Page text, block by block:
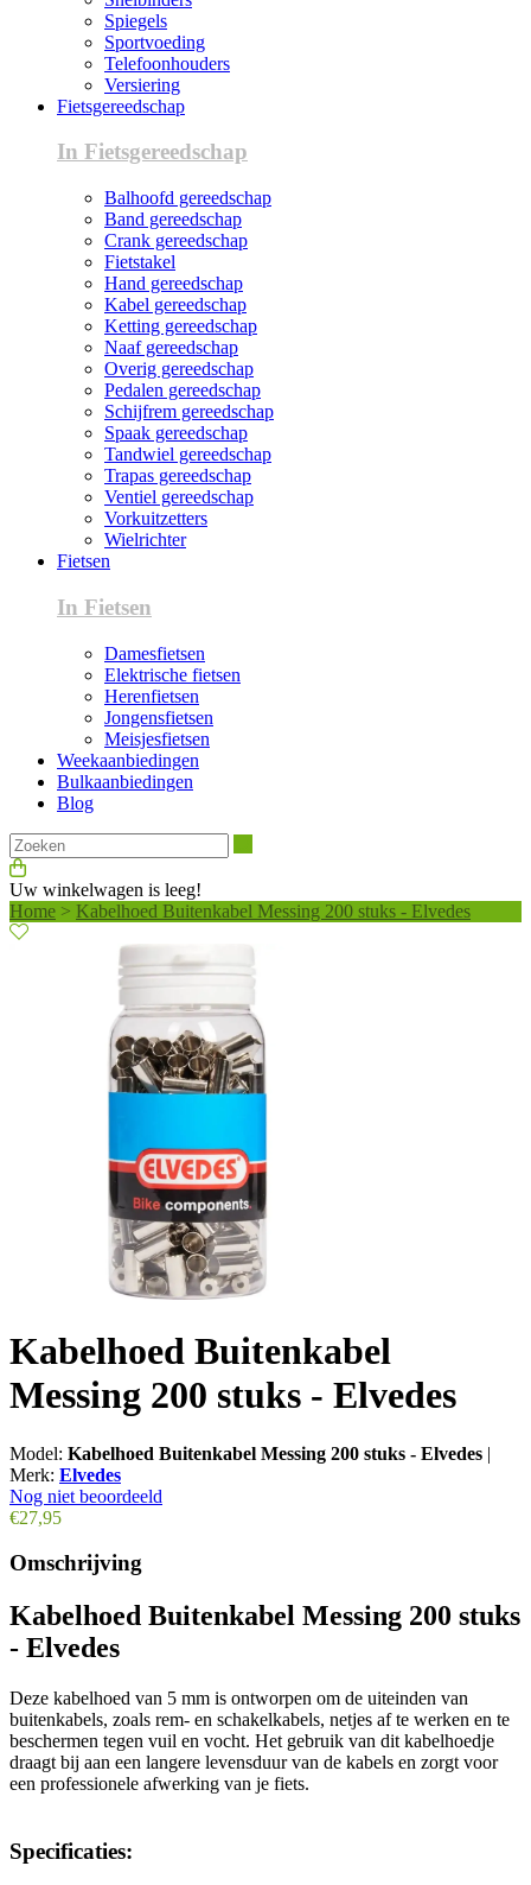
Spiegels
Sportvoeding
Telefoonhouders
Versiering
Fietsgereedschap
In Fietsgereedschap
Balhoofd gereedschap
Band gereedschap
Crank gereedschap
Fietstakel
Hand gereedschap
Kabel gereedschap
Ketting gereedschap
Naaf gereedschap
Overig gereedschap
Pedalen gereedschap
Schijfrem gereedschap
Spaak gereedschap
Tandwiel gereedschap
Trapas gereedschap
Ventiel gereedschap
Vorkuitzetters
Wielrichter
Fietsen
In Fietsen
Damesfietsen
Elektrische fietsen
Herenfietsen
Jongensfietsen
Meisjesfietsen
Weekaanbiedingen
Bulkaanbiedingen
Blog
Uw winkelwagen is leeg!
Home > Kabelhoed Buitenkabel Messing 200 stuks - Elvedes
Kabelhoed Buitenkabel
Messing 200 stuks - Elvedes
Model: Kabelhoed Buitenkabel Messing 200 stuks - Elvedes |
Merk: Elvedes
Nog niet beoordeeld
€27,95
Omschrijving
Kabelhoed Buitenkabel Messing 200 stuks
- Elvedes
Deze kabelhoed van 5 mm is ontworpen om de uiteinden van
buitenkabels, zoals rem- en schakelkabels, netjes af te werken en te
beschermen tegen vuil en vocht. Het gebruik van dit kabelhoedje
draagt bij aan een langere levensduur van de kabels en zorgt voor
een professionele afwerking van je fiets.
Specificaties: